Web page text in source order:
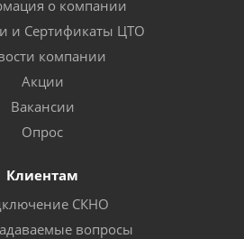
о компании
и Сертификаты ЦТО
компании
Акции
Вакансии
Опрос
Клиентам
СКНО
вопросы